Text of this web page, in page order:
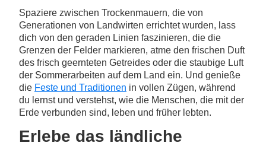
Spaziere zwischen Trockenmauern, die von
Generationen von Landwirten errichtet wurden, lass
dich von den geraden Linien faszinieren, die die
Grenzen der Felder markieren, atme den frischen Duft
des frisch geernteten Getreides oder die staubige Luft
der Sommerarbeiten auf dem Land ein. Und genieße
die Feste und Traditionen in vollen Zügen, während
du lernst und verstehst, wie die Menschen, die mit der
Erde verbunden sind, leben und früher lebten.
Erlebe das ländliche